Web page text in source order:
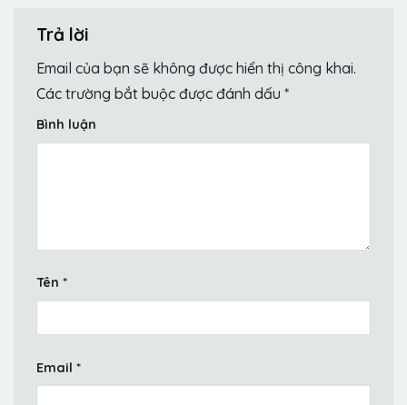
Trả lời
Email của bạn sẽ không được hiển thị công khai.
Các trường bắt buộc được đánh dấu *
Bình luận
Tên *
Email *